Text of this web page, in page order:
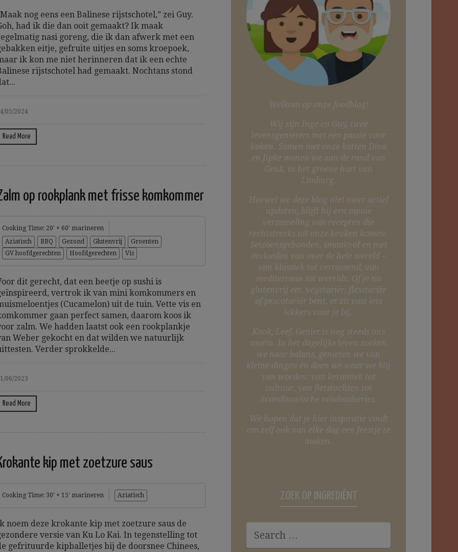
nog eens een Balinese rijstschotel,” zei Guy.
had ik die dan ooit gemaakt? Ik maak
nasi goreng, die ik dan afwerk met een
eitje, gefruite uitjes en soms kroepoek,
ik kon me niet herinneren dat ik een echte
rijstschotel had gemaakt. Nochtans stond
05/2024
Read More
op rookplank met frisse komkommer
Cooking Time: 20' + 60' marineren
Aziatisch
BBQ Gezond Glutenvrij
Groenten
GV hoofdgerechten
Hoofdgerechten Vis
dit gerecht, dat een beetje op sushi is
vertrok ik van mini komkommers en
(Cucamelon) uit de tuin. Vette vis en
gaan perfect samen, daarom koos ik
zalm. We hadden laatst ook een rookplankje
Weber gekocht en dat wilden we natuurlijk
Verder sprokkelde...
06/2023
Read More
kip met zoetzure saus
Cooking Time: 30' + 15' marineren Aziatisch
noem deze krokante kip met zoetzure saus de
versie van Ku Lo Kai. In tegenstelling tot
gefrituurde kipballetjes bij de doorsnee Chinees,
Welkom op onze foodblog!
Wij zijn Inge en Guy, twee
levensgenieters met een passie voor
koken. Samen met onze katten Diva
en Jipke wonen we aan de rand van
Genk, in het groene hart van
Limburg.
Hoewel we deze blog niet meer actief
updaten, blijft hij een mooie
verzameling van recepten die
rechtstreeks uit onze keuken komen.
Seizoensgebonden, smaakvol en met
invloeden van over de hele wereld –
van klassiek tot verrassend, van
mediterraan tot werelds. Of je nu
glutenvrij eet, vegetariër, flexitariër
of pescotariër bent, er zit vast iets
lekkers voor je bij.
Kook, Leef, Geniet is nog steeds ons
motto. In het dagelijks leven zoeken
we naar balans, genieten we van
kleine dingen en doen we waar we blij
van worden: van keramiek tot
cultuur, van fietstochten tot
Scandinavische misdaadseries.
We hopen dat je hier inspiratie vindt
om zelf ook van elke dag een feestje te
maken.
ZOEK OP INGREDIËNT